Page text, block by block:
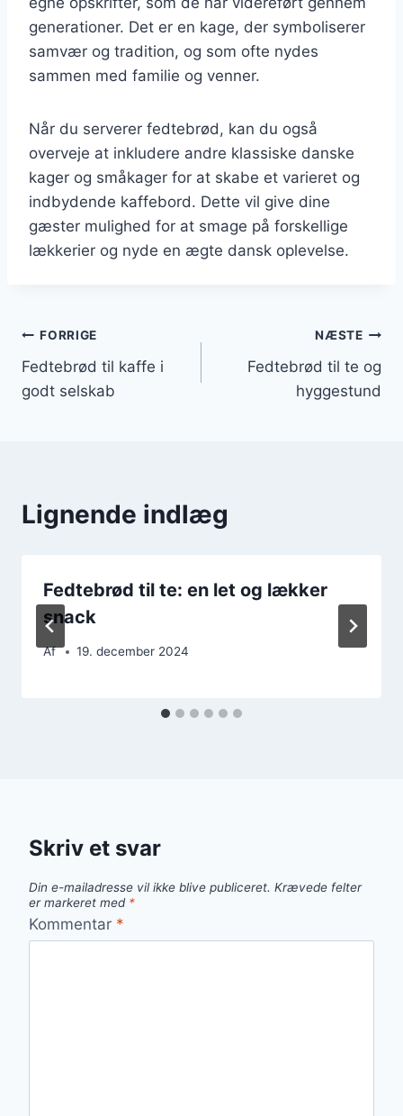
generationer. Det er en kage, der symboliserer
samvær og tradition, og som ofte nydes
sammen med familie og venner.
Når du serverer fedtebrød, kan du også
overveje at inkludere andre klassiske danske
kager og småkager for at skabe et varieret og
indbydende kaffebord. Dette vil give dine
gæster mulighed for at smage på forskellige
lækkerier og nyde en ægte dansk oplevelse.
Indlægsnavigation
FORRIGE
Fedtebrød til kaffe i
godt selskab
NÆSTE
Fedtebrød til te og
hyggestund
Lignende indlæg
Fedtebrød til te: en let og lækker
snack
Af 19. december 2024
Skriv et svar
Din e-mailadresse vil ikke blive publiceret. Krævede felter
er markeret med *
Kommentar *